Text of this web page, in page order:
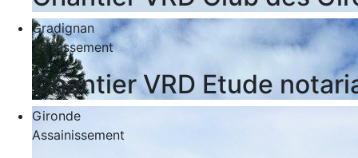
Gradignan
Terrassement
Chantier VRD Etude
Gironde
Assainissement